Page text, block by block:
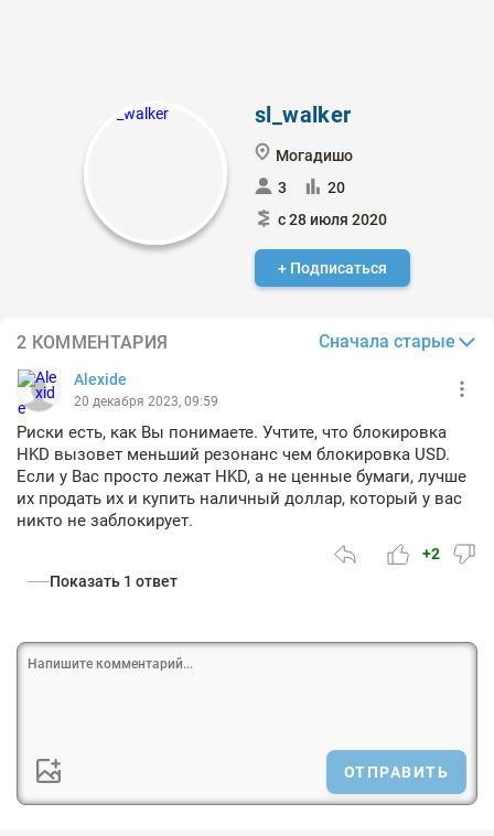
sl_walker
Могадишо
3
20
с 28 июля 2020
+ Подписаться
2 КОММЕНТАРИЯ Сначала старые
Alexide
20 декабря 2023, 09:59
Риски есть, как Вы понимаете. Учтите, что блокировка
HKD вызовет меньший резонанс чем блокировка USD.
Если у Вас просто лежат HKD, а не ценные бумаги, лучше
их продать их и купить наличный доллар, который у вас
никто не заблокирует.
+2
Показать 1 ответ
ОТПРАВИТЬ